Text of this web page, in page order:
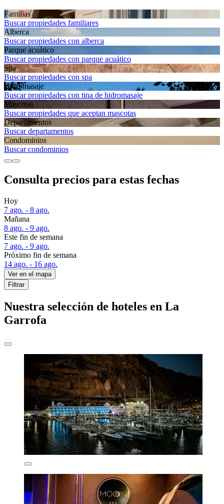
Familias
Buscar propiedades familiares
Alberca
Buscar propiedades con alberca
Parque acuático
Buscar propiedades con parque acuático
Spa
Buscar propiedades con spa
Hidromasaje
Buscar propiedades con tina de hidromasaje
Mascotas
Buscar propiedades que aceptan mascotas
Departa­mentos
Buscar departamentos
Condominios
Buscar condominios
Consulta precios para estas fechas
Hoy
7 ago. - 8 ago.
Mañana
8 ago. - 9 ago.
Este fin de semana
7 ago. - 9 ago.
Próximo fin de semana
14 ago. - 16 ago.
Ver en el mapa
Filtrar
Nuestra selección de hoteles en La
Garrofa